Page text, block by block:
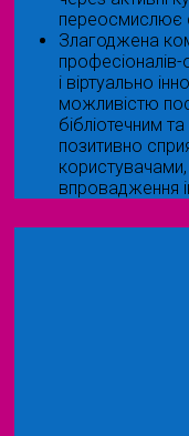
переосмислює
Злагоджена
і віртуально
можливістю
бібліотечним
позитивно
впровадження